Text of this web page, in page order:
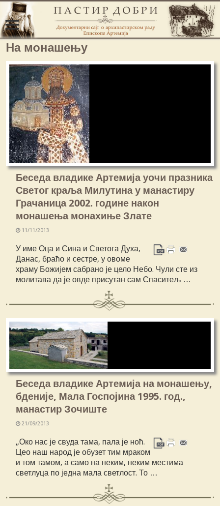
На монашењу
Беседа владике Артемија уочи празника
Светог краља Милутина у манастиру
Грачаница 2002. године након
монашења монахиње Злате
11/11/2013
У име Оца и Сина и Светога Духа,
Данас, браћо и сестре, у овоме
храму Божијем сабрано је цело Небо. Чули сте из
молитава да је овде присутан сам Спаситељ …
Беседа владике Артемија на монашењу,
бденије, Мала Госпојина 1995. год.,
манастир Зочиште
21/09/2013
„Око нас је свуда тама, пала је ноћ.
Цео наш народ је обузет тим мраком
и том тамом, а само на неким, неким местима
светлуца по једна мала светлост. То …